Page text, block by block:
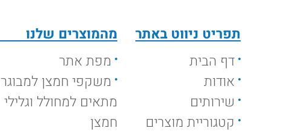
תפריט ניווט באתר
דף הבית
אודות
שירותים
קטגוריית מוצרים
מהמוצרים שלנו
מפת אתר
משקפי חמצן למבוגר
מתאים למחולל וגלילי
חמצן